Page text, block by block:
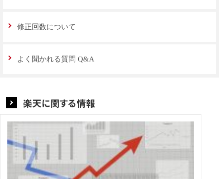
修正回数について
よく聞かれる質問 Q&A
楽天に関する情報